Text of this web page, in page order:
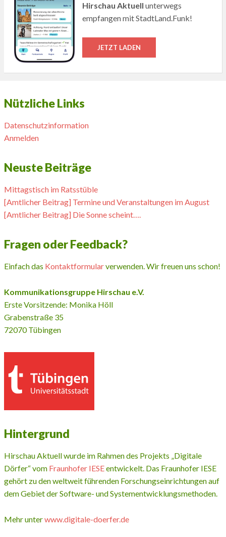
Hirschau Aktuell unterwegs
empfangen mit StadtLand.Funk!
JETZT LADEN
Nützliche Links
Datenschutzinformation
Anmelden
Neuste Beiträge
Mittagstisch im Ratsstüble
[Amtlicher Beitrag] Termine und Veranstaltungen im August
[Amtlicher Beitrag] Die Sonne scheint….
Fragen oder Feedback?
Einfach das Kontaktformularverwenden. Wir freuen uns schon!
Kommunikationsgruppe Hirschau e.V.
Erste Vorsitzende: Monika Höll
Grabenstraße 35
72070 Tübingen
Hintergrund
Hirschau Aktuell wurde im Rahmen des Projekts „Digitale
Dörfer“ vom Fraunhofer IESEentwickelt. Das Fraunhofer IESE
gehört zu den weltweit führenden Forschungseinrichtungen auf
dem Gebiet der Software- und Systementwicklungsmethoden.
Mehr unterwww.digitale-doerfer.de